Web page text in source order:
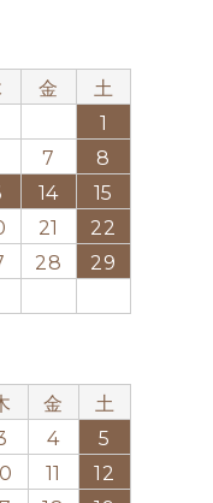
金
土
1
7
8
14
15
21
22
28
29
金
土
4
5
11
12